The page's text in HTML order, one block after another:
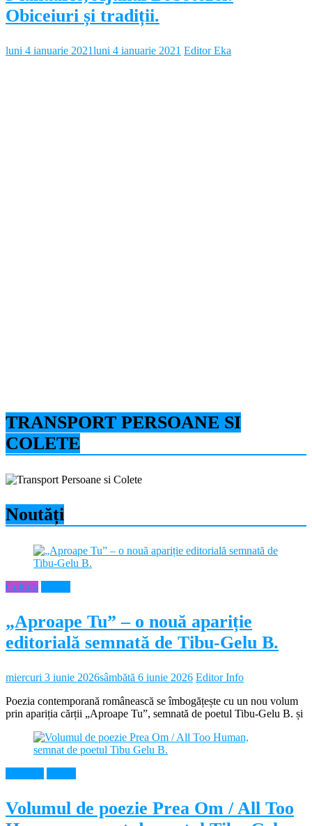
Obiceiuri și tradiții.
luni 4 ianuarie 2021luni 4 ianuarie 2021 Editor Eka
TRANSPORT PERSOANE SI
COLETE
Noutăți
Cultura
„Aproape Tu” – o nouă apariție
editorială semnată de Tibu-Gelu B.
miercuri 3 iunie 2026sâmbătă 6 iunie 2026 Editor Info
Poezia contemporană românească se îmbogățește cu un nou volum
prin apariția cărții „Aproape Tu”, semnată de poetul Tibu-Gelu B. și
Volumul de poezie Prea Om / All Too